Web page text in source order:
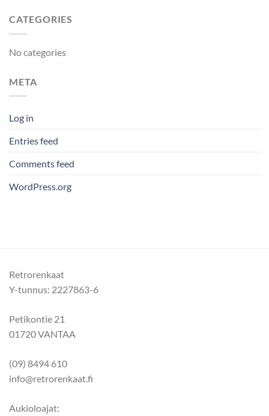
CATEGORIES
No categories
META
Log in
Entries feed
Comments feed
WordPress.org
Retrorenkaat
Y-tunnus: 2227863-6
Petikontie 21
01720 VANTAA
(09) 8494 610
info@retrorenkaat.fi
Aukioloajat: